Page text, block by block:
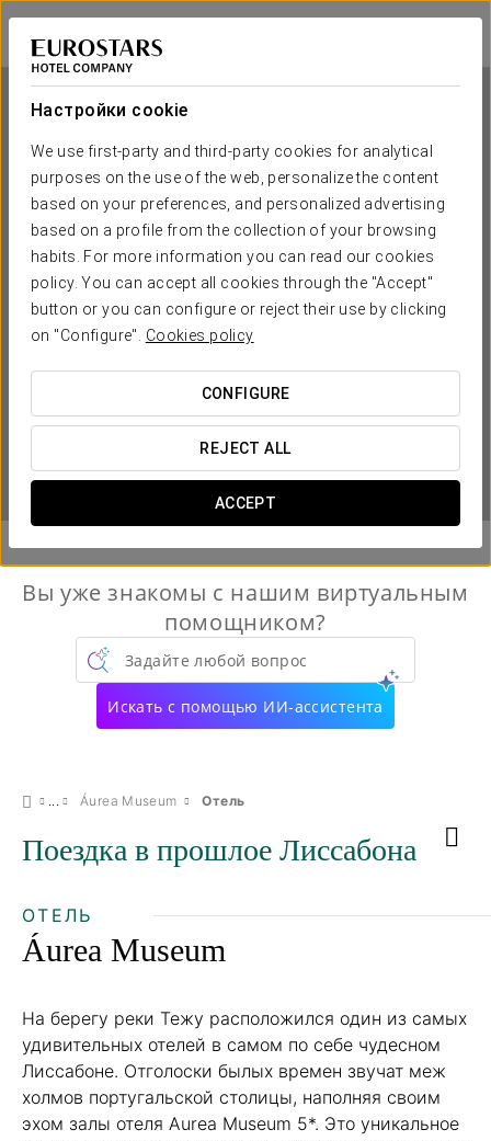
Настройки cookie
We use first-party and third-party cookies for analytical
purposes on the use of the web, personalize the content
based on your preferences, and personalized advertising
based on a profile from the collection of your browsing
habits. For more information you can read our cookies
policy. You can accept all cookies through the "Accept"
button or you can configure or reject their use by clicking
on "Configure". Cookies policy
CONFIGURE
REJECT ALL
ACCEPT
Áurea Museum
ЛИССАБОН
Áurea Museum
ЛИССАБОН
 
Вы уже знакомы с нашим виртуальным
помощником?
Задайте любой вопрос
Искать с помощью ИИ-ассистента
Áurea Museum Отель
Поездка в прошлое Лиссабона
ОТЕЛЬ
Áurea Museum
На берегу реки Тежу расположился один из самых
удивительных отелей в самом по себе чудесном
Лиссабоне. Отголоски былых времен звучат меж
холмов португальской столицы, наполняя своим
эхом залы отеля Aurea Museum 5*. Это уникальное